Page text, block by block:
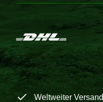
Weltweiter Versand